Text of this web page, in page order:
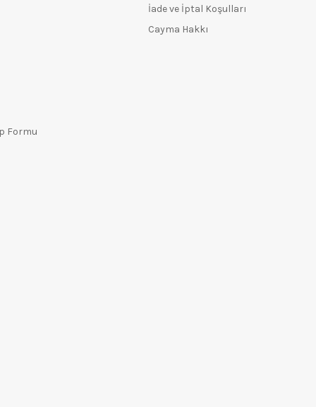
Formu
İade ve İptal Koşulları
Cayma Hakkı